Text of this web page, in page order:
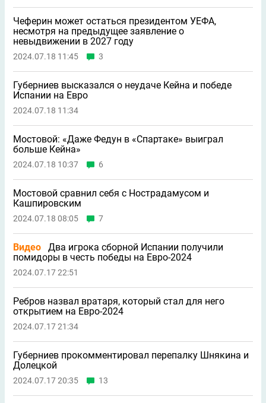
Чеферин может остаться президентом УЕФА,
несмотря на предыдущее заявление о
невыдвижении в 2027 году
2024.07.18 11:45 3
Губерниев высказался о неудаче Кейна и победе
Испании на Евро
2024.07.18 11:34
Мостовой: «Даже Федун в «Спартаке» выиграл
больше Кейна»
2024.07.18 10:37 6
Мостовой сравнил себя с Нострадамусом и
Кашпировским
2024.07.18 08:05 7
Видео
Два игрока сборной Испании получили
помидоры в честь победы на Евро-2024
2024.07.17 22:51
Ребров назвал вратаря, который стал для него
открытием на Евро-2024
2024.07.17 21:34
Губерниев прокомментировал перепалку Шнякина и
Долецкой
2024.07.17 20:35 13